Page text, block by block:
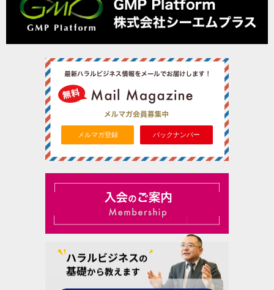
メルマガ登録 バックナンバー